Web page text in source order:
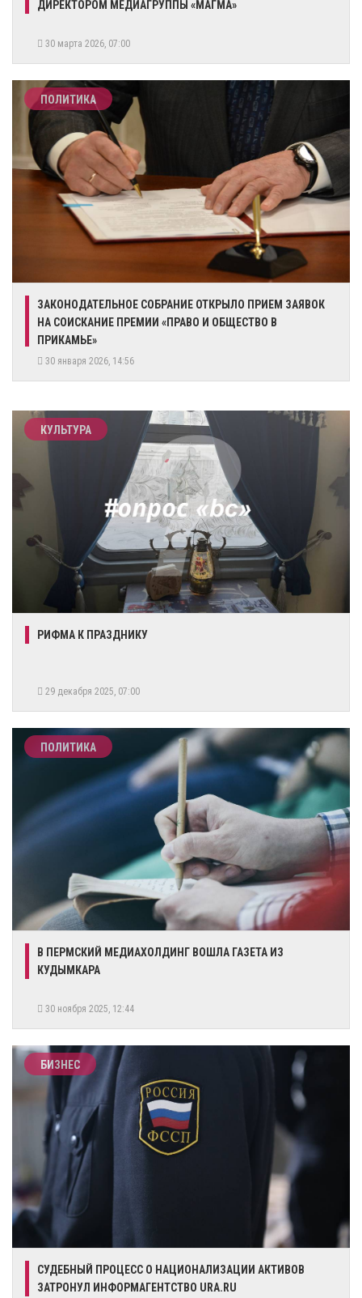
ДИРЕКТОРОМ МЕДИАГРУППЫ «МАГМА»
30 марта 2026, 07:00
ПОЛИТИКА
ЗАКОНОДАТЕЛЬНОЕ СОБРАНИЕ ОТКРЫЛО ПРИЕМ ЗАЯВОК
НА СОИСКАНИЕ ПРЕМИИ «ПРАВО И ОБЩЕСТВО В
ПРИКАМЬЕ»
30 января 2026, 14:56
КУЛЬТУРА
РИФМА К ПРАЗДНИКУ
29 декабря 2025, 07:00
ПОЛИТИКА
​В ПЕРМСКИЙ МЕДИАХОЛДИНГ ВОШЛА ГАЗЕТА ИЗ
КУДЫМКАРА
30 ноября 2025, 12:44
БИЗНЕС
СУДЕБНЫЙ ПРОЦЕСС О НАЦИОНАЛИЗАЦИИ АКТИВОВ
ЗАТРОНУЛ ИНФОРМАГЕНТСТВО URA.RU